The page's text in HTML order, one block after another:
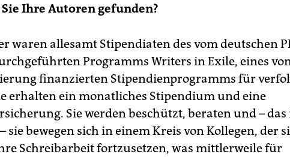
Ihre Autoren gefunden?
waren allesamt Stipendiaten des vom deutschen
Programms Writers in Exile, eines
finanzierten Stipendienprogramms für
erhalten ein monatliches Stipendium und eine
Sie werden beschützt, beraten und – das
sie bewegen sich in einem Kreis von Kollegen, der
Schreibarbeit fortzusetzen, was mittlerweile für